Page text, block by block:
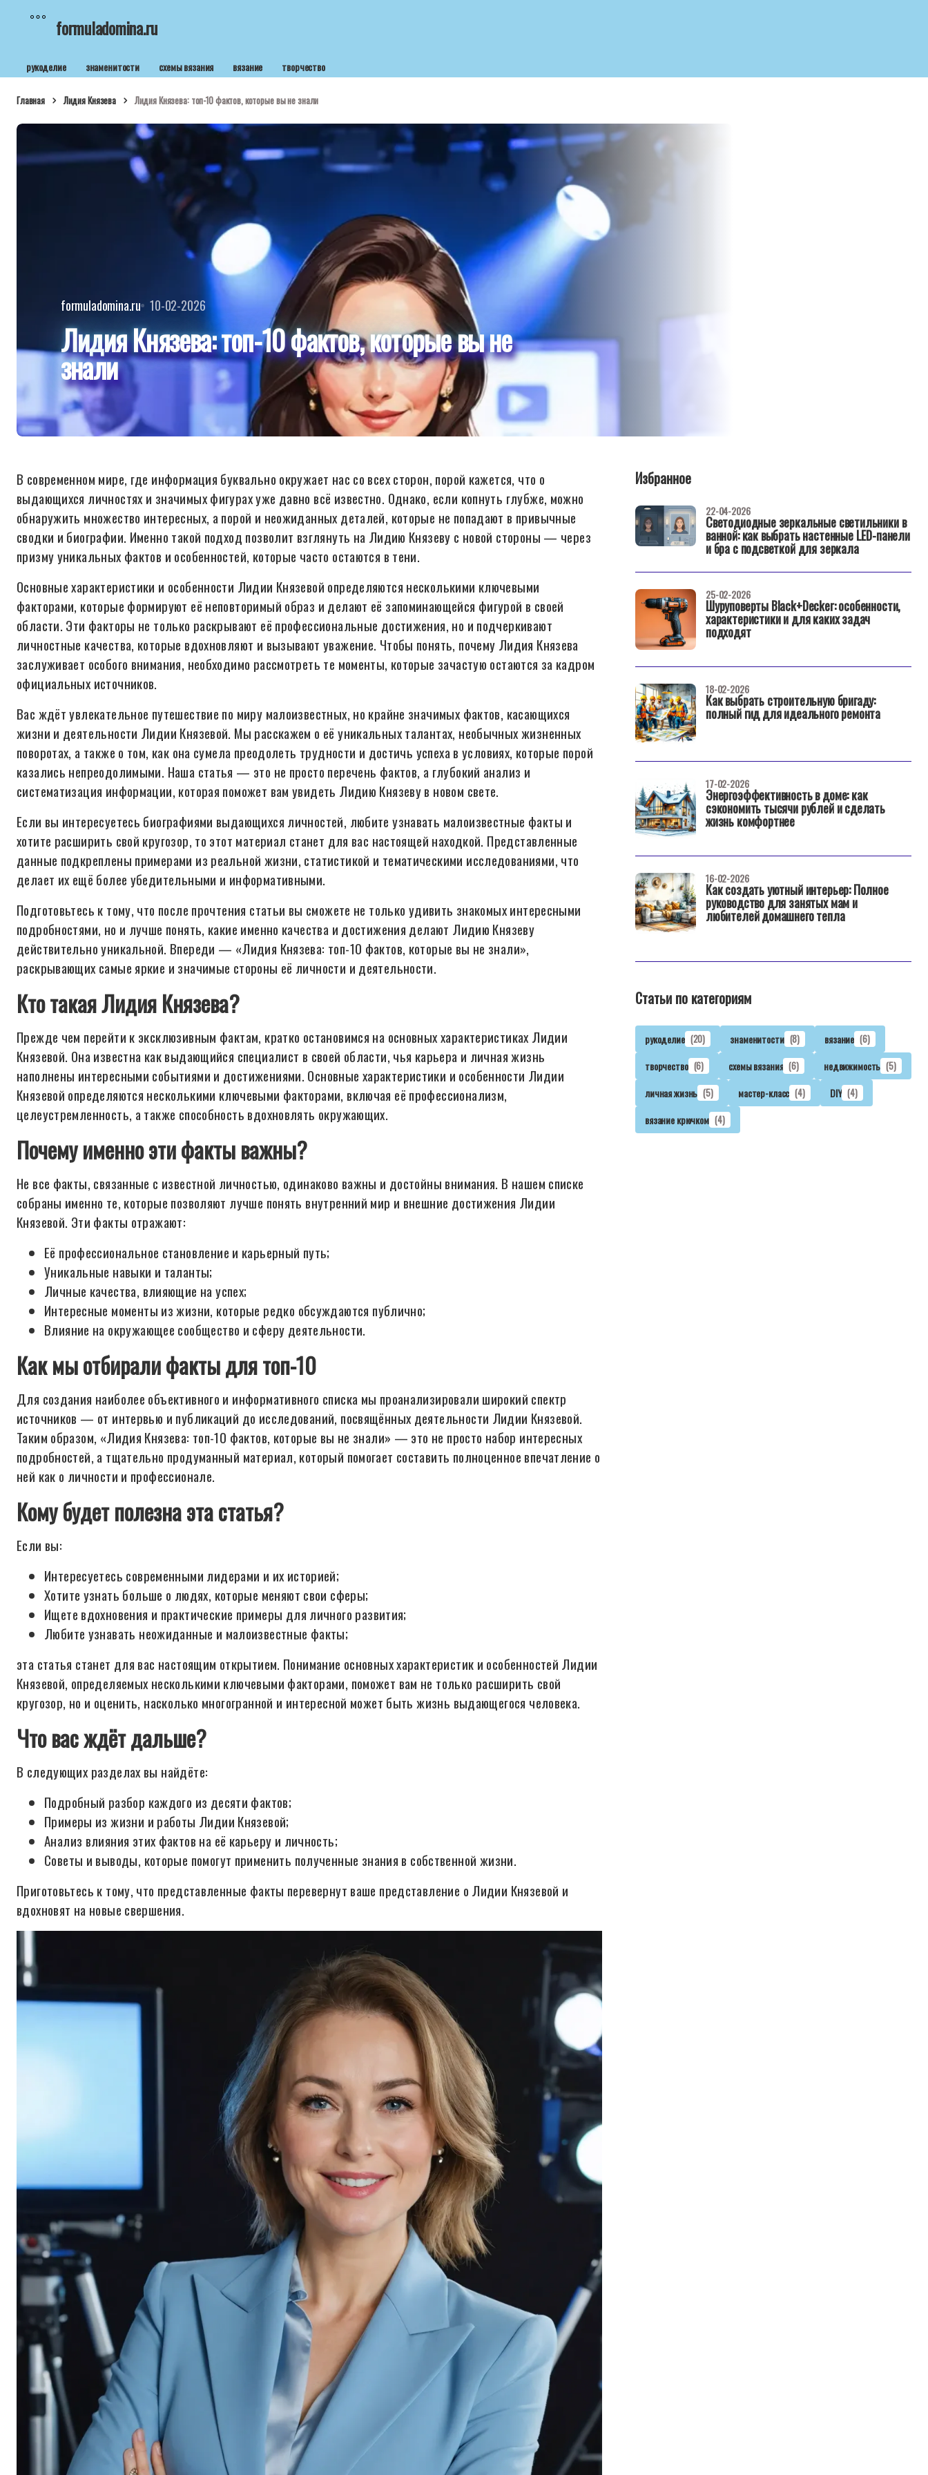
formuladomina.ru
рукоделие знаменитости схемы вязания вязание творчество
Главная Лидия Князева Лидия Князева: топ-10 фактов, которые вы не знали
formuladomina.ru 10-02-2026
Лидия Князева: топ-10 фактов, которые вы не
знали
В современном мире, где информация буквально окружает нас со всех сторон, порой кажется, что о
выдающихся личностях и значимых фигурах уже давно всё известно. Однако, если копнуть глубже, можно
обнаружить множество интересных, а порой и неожиданных деталей, которые не попадают в привычные
сводки и биографии. Именно такой подход позволит взглянуть на Лидию Князеву с новой стороны — через
призму уникальных фактов и особенностей, которые часто остаются в тени.
Основные характеристики и особенности Лидии Князевой определяются несколькими ключевыми
факторами, которые формируют её неповторимый образ и делают её запоминающейся фигурой в своей
области. Эти факторы не только раскрывают её профессиональные достижения, но и подчеркивают
личностные качества, которые вдохновляют и вызывают уважение. Чтобы понять, почему Лидия Князева
заслуживает особого внимания, необходимо рассмотреть те моменты, которые зачастую остаются за кадром
официальных источников.
Вас ждёт увлекательное путешествие по миру малоизвестных, но крайне значимых фактов, касающихся
жизни и деятельности Лидии Князевой. Мы расскажем о её уникальных талантах, необычных жизненных
поворотах, а также о том, как она сумела преодолеть трудности и достичь успеха в условиях, которые порой
казались непреодолимыми. Наша статья — это не просто перечень фактов, а глубокий анализ и
систематизация информации, которая поможет вам увидеть Лидию Князеву в новом свете.
Если вы интересуетесь биографиями выдающихся личностей, любите узнавать малоизвестные факты и
хотите расширить свой кругозор, то этот материал станет для вас настоящей находкой. Представленные
данные подкреплены примерами из реальной жизни, статистикой и тематическими исследованиями, что
делает их ещё более убедительными и информативными.
Подготовьтесь к тому, что после прочтения статьи вы сможете не только удивить знакомых интересными
подробностями, но и лучше понять, какие именно качества и достижения делают Лидию Князеву
действительно уникальной. Впереди — «Лидия Князева: топ-10 фактов, которые вы не знали»,
раскрывающих самые яркие и значимые стороны её личности и деятельности.
Кто такая Лидия Князева?
Прежде чем перейти к эксклюзивным фактам, кратко остановимся на основных характеристиках Лидии
Князевой. Она известна как выдающийся специалист в своей области, чья карьера и личная жизнь
наполнены интересными событиями и достижениями. Основные характеристики и особенности Лидии
Князевой определяются несколькими ключевыми факторами, включая её профессионализм,
целеустремленность, а также способность вдохновлять окружающих.
Почему именно эти факты важны?
Не все факты, связанные с известной личностью, одинаково важны и достойны внимания. В нашем списке
собраны именно те, которые позволяют лучше понять внутренний мир и внешние достижения Лидии
Князевой. Эти факты отражают:
Её профессиональное становление и карьерный путь;
Уникальные навыки и таланты;
Личные качества, влияющие на успех;
Интересные моменты из жизни, которые редко обсуждаются публично;
Влияние на окружающее сообщество и сферу деятельности.
Как мы отбирали факты для топ-10
Для создания наиболее объективного и информативного списка мы проанализировали широкий спектр
источников — от интервью и публикаций до исследований, посвящённых деятельности Лидии Князевой.
Таким образом, «Лидия Князева: топ-10 фактов, которые вы не знали» — это не просто набор интересных
подробностей, а тщательно продуманный материал, который помогает составить полноценное впечатление о
ней как о личности и профессионале.
Кому будет полезна эта статья?
Если вы:
Интересуетесь современными лидерами и их историей;
Хотите узнать больше о людях, которые меняют свои сферы;
Ищете вдохновения и практические примеры для личного развития;
Любите узнавать неожиданные и малоизвестные факты;
эта статья станет для вас настоящим открытием. Понимание основных характеристик и особенностей Лидии
Князевой, определяемых несколькими ключевыми факторами, поможет вам не только расширить свой
кругозор, но и оценить, насколько многогранной и интересной может быть жизнь выдающегося человека.
Что вас ждёт дальше?
В следующих разделах вы найдёте:
Подробный разбор каждого из десяти фактов;
Примеры из жизни и работы Лидии Князевой;
Анализ влияния этих фактов на её карьеру и личность;
Советы и выводы, которые помогут применить полученные знания в собственной жизни.
Приготовьтесь к тому, что представленные факты перевернут ваше представление о Лидии Князевой и
вдохновят на новые свершения.
Избранное
Светодиодные зеркальные светильники в
ванной: как выбрать настенные LED-панели
и бра с подсветкой для зеркала
22-04-2026
Шуруповерты Black+Decker: особенности,
характеристики и для каких задач
подходят
25-02-2026
Как выбрать строительную бригаду:
полный гид для идеального ремонта
18-02-2026
Энергоэффективность в доме: как
сэкономить тысячи рублей и сделать
жизнь комфортнее
17-02-2026
Как создать уютный интерьер: Полное
руководство для занятых мам и
любителей домашнего тепла
16-02-2026
Статьи по категориям
рукоделие (20) знаменитости (8) вязание (6)
творчество (6) схемы вязания (6) недвижимость (5)
личная жизнь (5) мастер-класс (4) DIY (4)
вязание крючком (4)